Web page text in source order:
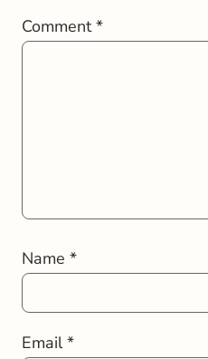
Comment*
Name *
Email*